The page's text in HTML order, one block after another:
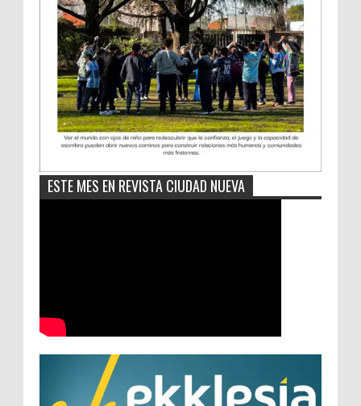
ESTE MES EN REVISTA CIUDAD NUEVA